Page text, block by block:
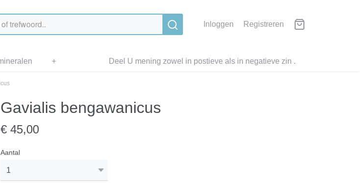
Inloggen Registreren
Deel U mening zowel in postieve als in negatieve zin .
+
Gavialis bengawanicus
€ 45,00
Aantal